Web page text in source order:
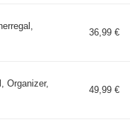
36,99 €
Organizer,
49,99 €